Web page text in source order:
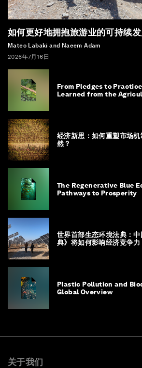
如何更好地拥抱旅游业的可持续发
Mateo Labaki and Naeem Adam
2026年7月16日
From Pledges to
Learned from the
经济新思：如何重塑市场
然？
The Regenerative Blue
Pathways to Prosperity
世界首部生态环境法典：
典》将如何影响经济竞争力
Plastic Pollution and
Global Overview
关于我们